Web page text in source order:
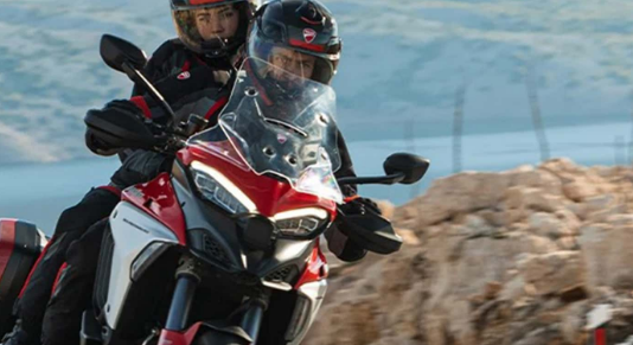
HERITAGE
Formula 73
HYPERMOTARD
698 Mono
698 Mono RVE
698 Mono Nera
V2
V2 SP 100
Monster +
Monster 100
Monster SP
Monster 30° Anniversario
カスタムオーダースーツ
ライディングギア
カジュアルウェア
アクセサリー
スタッフ紹介